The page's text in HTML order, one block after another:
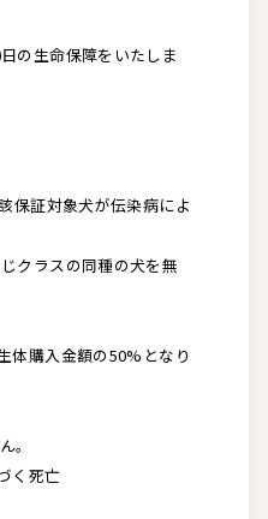
の生命保障をいたしま
保証対象犬が伝染病によ
クラスの同種の犬を無
体購入金額の50%となり
。
く死亡